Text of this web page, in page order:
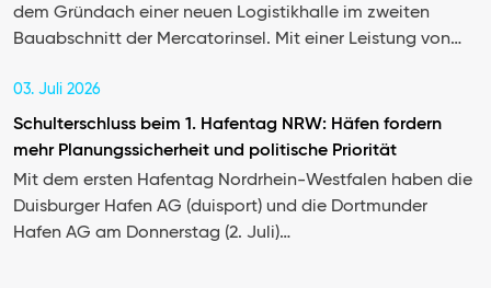
dem Gründach einer neuen Logistikhalle im zweiten
Bauabschnitt der Mercatorinsel. Mit einer Leistung von…
03. Juli 2026
Schulterschluss beim 1. Hafentag NRW: Häfen fordern
mehr Planungssicherheit und politische Priorität
Mit dem ersten Hafentag Nordrhein-Westfalen haben die
Duisburger Hafen AG (duisport) und die Dortmunder
Hafen AG am Donnerstag (2. Juli)…